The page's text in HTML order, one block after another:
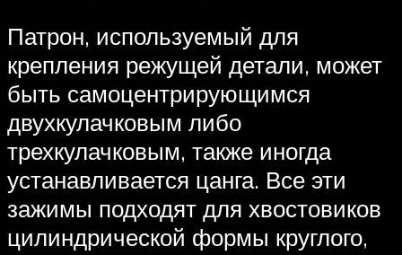
Патрон, используемый для
крепления режущей детали, может
быть самоцентрирующимся
двухкулачковым либо
трехкулачковым, также иногда
устанавливается цанга. Все эти
зажимы подходят для хвостовиков
цилиндрической формы круглого,